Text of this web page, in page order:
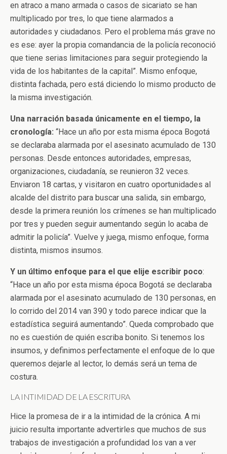
en atraco a mano armada o casos de sicariato se han
multiplicado por tres, lo que tiene alarmados a
autoridades y ciudadanos. Pero el problema más grave no
es ese: ayer la propia comandancia de la policía reconoció
que tiene serias limitaciones para seguir protegiendo la
vida de los habitantes de la capital”. Mismo enfoque,
distinta fachada, pero está diciendo lo mismo producto de
la misma investigación.
Una narración basada únicamente en el tiempo, la
cronología: “Hace un año por esta misma época Bogotá
se declaraba alarmada por el asesinato acumulado de 130
personas. Desde entonces autoridades, empresas,
organizaciones, ciudadanía, se reunieron 32 veces.
Enviaron 18 cartas, y visitaron en cuatro oportunidades al
alcalde del distrito para buscar una salida, sin embargo,
desde la primera reunión los crímenes se han multiplicado
por tres y pueden seguir aumentando según lo acaba de
admitir la policía”. Vuelve y juega, mismo enfoque, forma
distinta, mismos insumos.
Y un último enfoque para el que elije escribir poco:
“Hace un año por esta misma época Bogotá se declaraba
alarmada por el asesinato acumulado de 130 personas, en
lo corrido del 2014 van 390 y todo parece indicar que la
estadística seguirá aumentando”. Queda comprobado que
no es cuestión de quién escriba bonito. Si tenemos los
insumos, y definimos perfectamente el enfoque de lo que
queremos dejarle al lector, lo demás será un tema de
costura.
LA INTIMIDAD DE LA ESCRITURA
Hice la promesa de ir a la intimidad de la crónica. A mi
juicio resulta importante advertirles que muchos de sus
trabajos de investigación a profundidad los van a ver